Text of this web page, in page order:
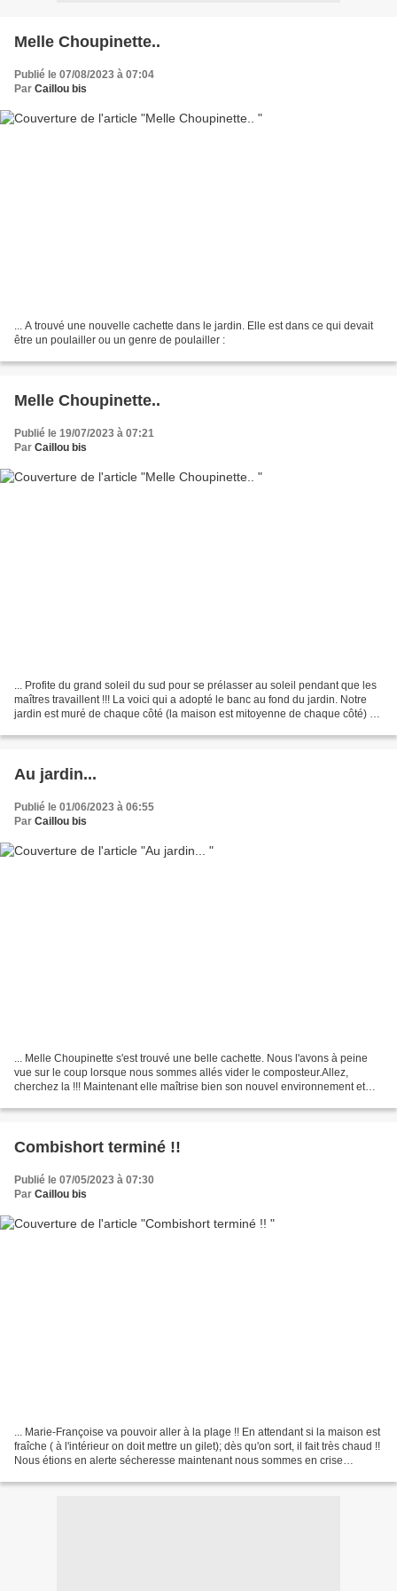
Melle Choupinette..
Publié le 07/08/2023 à 07:04
Par Caillou bis
... A trouvé une nouvelle cachette dans le jardin. Elle est dans ce qui devait
être un poulailler ou un genre de poulailler :
Melle Choupinette..
Publié le 19/07/2023 à 07:21
Par Caillou bis
... Profite du grand soleil du sud pour se prélasser au soleil pendant que les
maîtres travaillent !!! La voici qui a adopté le banc au fond du jardin. Notre
jardin est muré de chaque côté (la maison est mitoyenne de chaque côté) et
Au jardin...
Publié le 01/06/2023 à 06:55
Par Caillou bis
... Melle Choupinette s'est trouvé une belle cachette. Nous l'avons à peine
vue sur le coup lorsque nous sommes allés vider le composteur.Allez,
cherchez la !!! Maintenant elle maîtrise bien son nouvel environnement et
Combishort terminé !!
Publié le 07/05/2023 à 07:30
Par Caillou bis
... Marie-Françoise va pouvoir aller à la plage !! En attendant si la maison est
fraîche ( à l'intérieur on doit mettre un gilet); dès qu'on sort, il fait très chaud !!
Nous étions en alerte sécheresse maintenant nous sommes en crise